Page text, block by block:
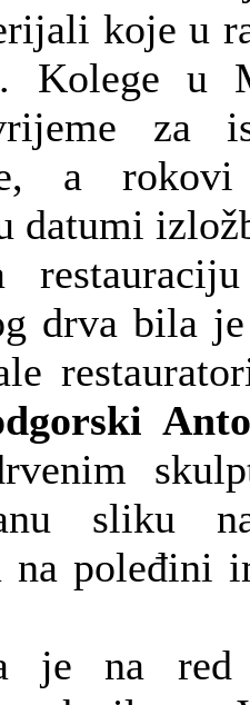
koje u
Kolege
za
a
datumi
drva bila
sliku
poleđini
je na red